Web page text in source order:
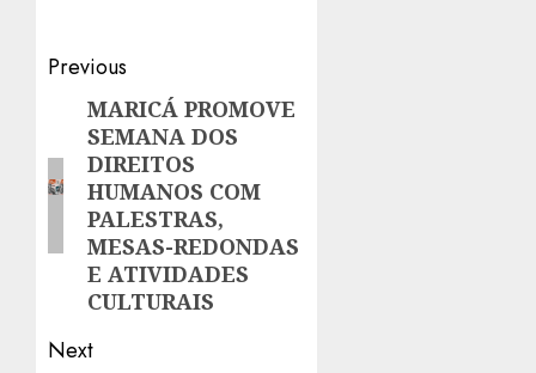
Post
navigation
Previous
Previous
post:
MARICÁ PROMOVE
SEMANA DOS
DIREITOS
HUMANOS COM
PALESTRAS,
MESAS-REDONDAS
E ATIVIDADES
CULTURAIS
Next